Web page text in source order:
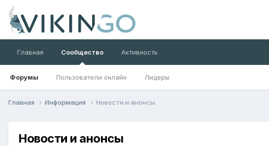
Главная Сообщество
Форумы Пользователи онлайн Лидеры
Активность
Главная Информация Новости и анонсы
Новости и анонсы